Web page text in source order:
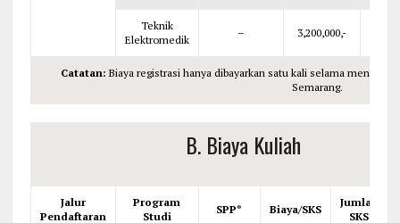
Teknik
Elektromedik
– 3,200,000,-
Catatan: Biaya registrasi hanya dibayarkan satu kali selama
Semarang.
B. Biaya Kuliah
Jalur
Pendaftaran
Program
Studi
SPP* Biaya/SKS
Jumlah
SKS